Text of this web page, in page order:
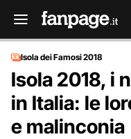
Isola dei Famosi 2018
Isola 2018, i
in Italia: le
e malinconia